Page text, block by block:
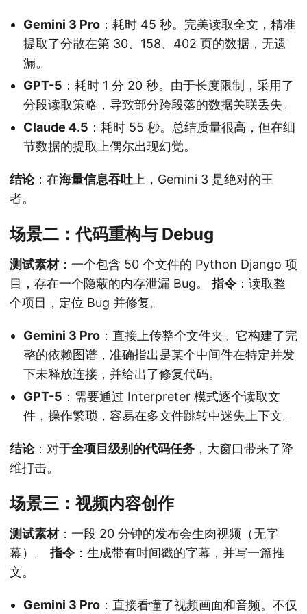
Gemini 3 Pro ：耗时 45 秒。完美读取全文，精准
提取了分散在第 30、158、402 页的数据，无遗
漏。
GPT-5 ：耗时 1 分 20 秒。由于长度限制，采用了
分段读取策略，导致部分跨段落的数据关联丢失。
Claude 4.5 ：耗时 55 秒。总结质量很高，但在细
节数据的提取上偶尔出现幻觉。
结论：在海量信息吞吐 上，Gemini 3 是绝对的王
者。
场景二：代码重构与 Debug
测试素材：一个包含 50 个文件的 Python Django 项
目，存在一个隐蔽的内存泄漏 Bug。指令：读取整
个项目，定位 Bug 并修复。
Gemini 3 Pro ：直接上传整个文件夹。它构建了完
整的依赖图谱，准确指出是某个中间件在特定并发
下未释放连接，并给出了修复代码。
GPT-5 ：需要通过 Interpreter 模式逐个读取文
件，操作繁琐，容易在多文件跳转中迷失上下文。
结论：对于全项目级别的代码任务 ，大窗口带来了降
维打击。
场景三：视频内容创作
测试素材：一段 20 分钟的发布会生肉视频（无字
幕）。指令：生成带有时间戳的字幕，并写一篇推
文。
Gemini 3 Pro ：直接看懂了视频画面和音频。不仅